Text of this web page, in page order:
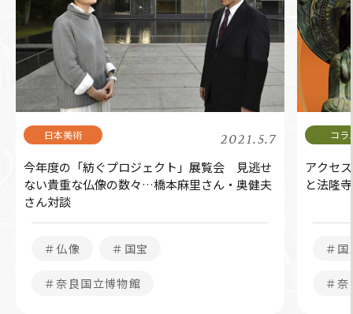
2021.5.7
今年度の「紡ぐプロジェクト」展覧会 見逃せ
ない貴重な仏像の数々…橋本麻里さん・奥健夫
さん対談
＃仏像 ＃国宝
＃奈良国立博物館
アクセ
と法隆
＃国
＃